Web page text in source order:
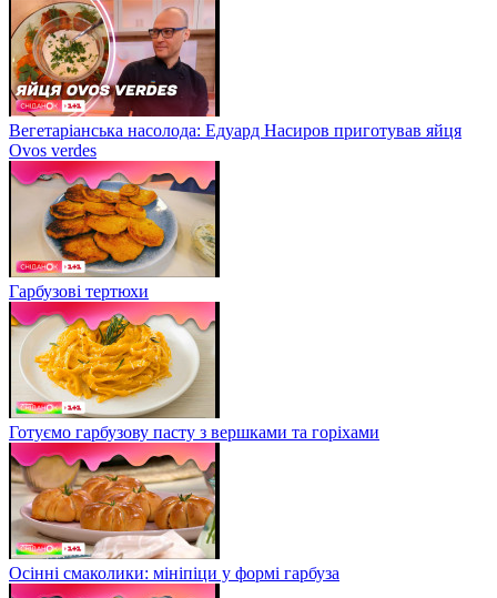
Вегетаріанська насолода: Едуард Насиров приготував яйця
Ovos verdes
Гарбузові тертюхи
Готуємо гарбузову пасту з вершками та горіхами
Осінні смаколики: мініпіци у формі гарбуза